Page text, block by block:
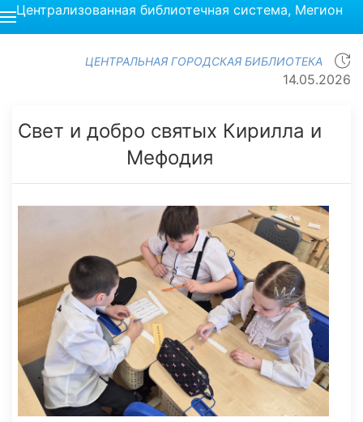
Централизованная библиотечная система, Мегион
ЦЕНТРАЛЬНАЯ ГОРОДСКАЯ БИБЛИОТЕКА
14.05.2026
Свет и добро святых Кирилла и
Мефодия